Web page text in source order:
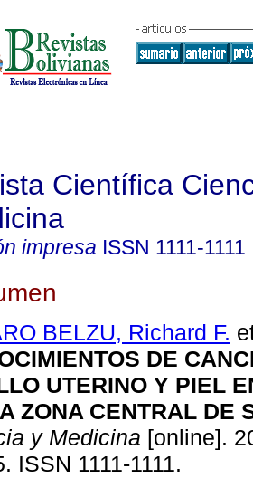
Científica
impresa ISSN 1111-1111
BELZU, Richard F.
DE
UTERINO Y PIEL
ZONA CENTRAL DE
y Medicina [online].
ISSN 1111-1111.